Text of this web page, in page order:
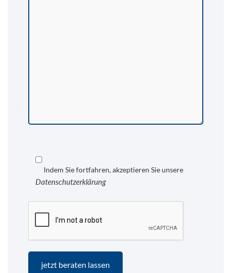
Indem Sie fortfahren, akzeptieren Sie unsere
Datenschutzerklärung